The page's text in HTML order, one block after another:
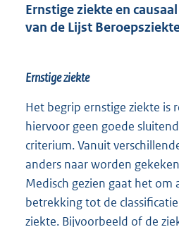
Ernstige ziekte en
van de Lijst
Ernstige ziekte
Het begrip ernstige ziekte is
hiervoor geen goede
criterium. Vanuit
anders naar worden
Medisch gezien gaat het om
betrekking tot de
ziekte. Bijvoorbeeld of de